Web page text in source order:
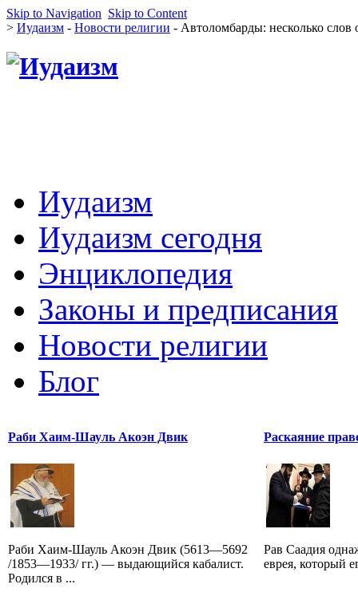
Skip to Navigation Skip to Content
> Иудаизм - Новости религии - Автоломбарды: несколько слов
Иудаизм
Иудаизм сегодня
Энциклопедия
Законы и предписания
Новости религии
Блог
Раби Хаим-Шауль Акоэн Двик
Раби Хаим-Шауль Акоэн Двик (5613—5692
/1853—1933/ гг.) — выдающийся кабалист.
Родился в ...
Раскаяние
Рав Саадия
еврея, который